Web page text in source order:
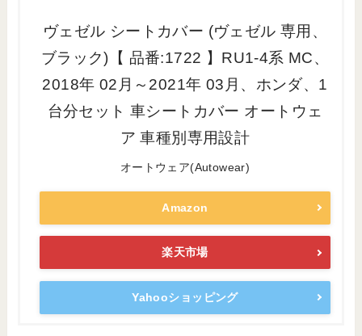
ヴェゼル シートカバー (ヴェゼル 専用、
ブラック)【 品番:1722 】RU1-4系 MC、
2018年 02月～2021年 03月、ホンダ、1
台分セット 車シートカバー オートウェ
ア 車種別専用設計
オートウェア(Autowear)
Amazon
楽天市場
Yahooショッピング